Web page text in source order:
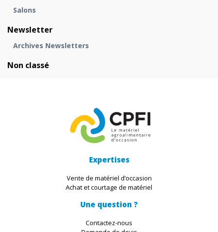
Salons
Newsletter
Archives Newsletters
Non classé
Expertises
Vente de matériel d’occasion
Achat et courtage de matériel
Une question ?
Contactez-nous